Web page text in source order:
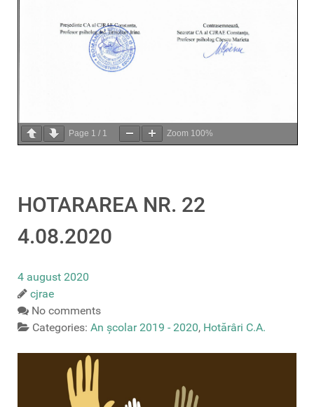
Page 1 / 1 Zoom 100%
HOTARAREA NR. 22
4.08.2020
4 august 2020
cjrae
No comments
Categories: An școlar 2019 - 2020, Hotărâri C.A.